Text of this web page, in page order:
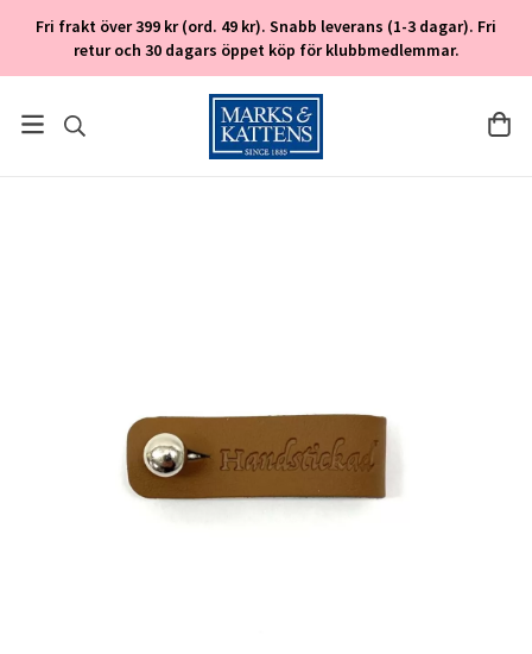
Fri frakt över 399 kr (ord. 49 kr). Snabb leverans (1-3 dagar). Fri
retur och 30 dagars öppet köp för klubbmedlemmar.